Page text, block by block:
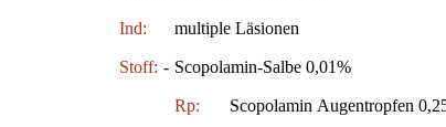
Ind: multiple Läsionen
Stoff: - Scopolamin-Salbe 0,01%
Rp: Scopolamin Augentropfen